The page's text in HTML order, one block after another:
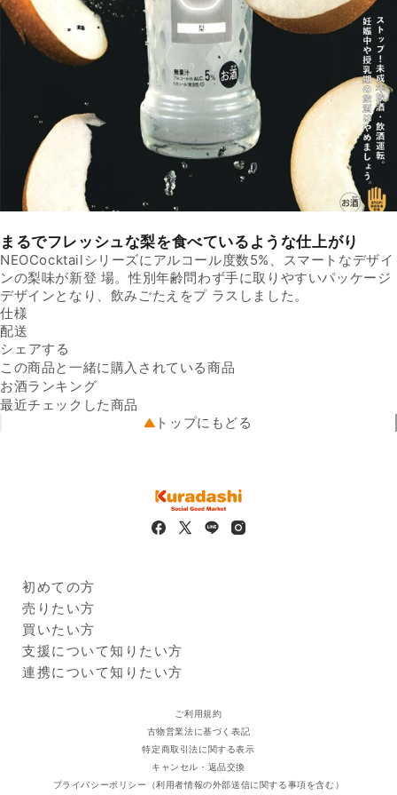
まるでフレッシュな梨を食べているような仕上がり
NEOCocktailシリーズにアルコール度数5%、スマートなデザイ
ンの梨味が新登 場。性別年齢問わず手に取りやすいパッケージ
デザインとなり、飲みごたえをプ ラスしました。
仕様
内容量
原材料名
糖、マルトオリゴ糖、梨エキ
クラロース）、香料、ビタミ
岩手県一関市駅前38番地1 テ
ラス石橋2階 事務所3
ます。
本サービスに掲載しているアレルギー情報は、登録時点におけ
るメーカー提供情報に基づいています。原材料の変更、製造ラ
インの変更、製造過程での混入等により、実際の商品と異なる
場合があります。必ずお手元の商品パッケージに記載された一
括表示をご確認ください。
法令により20歳未満への酒類販売はいたしません。20歳未満
配送
送料
可能性があります。
出荷元
配送業者
全国
シェアする
この商品と一緒に購入されている商品
お酒ランキング
最近チェックした商品
トップにもどる
初めての方
Kuradashiとは
ご利用ガイド
売りたい方
クラダシに出品する
出品企業
買いたい方
商品一覧
ログイン・新規登録
支援について知りたい方
支援レポート
連携について知りたい方
ご利用規約
古物営業法に基づく表記
特定商取引法に関する表示
キャンセル・返品交換
プライバシーポリシー（利用者情報の外部送信に関する事項を含む）